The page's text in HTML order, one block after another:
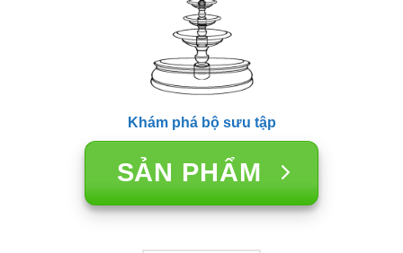
Khám phá bộ sưu tập
SẢN PHẨM